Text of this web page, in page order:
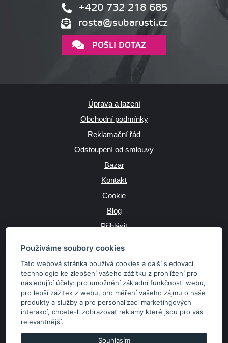
Používáme soubory cookies
Tato webová stránka používá cookies a další sledovací
technologie ke zlepšení vašeho zážitku z prohlížení pro
následující účely: pro umožnění základní funkčnosti webu,
pro lepší zážitek z webu, pro měření vašeho zájmu o naše
produkty a služby a pro personalizaci marketingových
interakcí,chcete-li zobrazovat reklamy které jsou pro vás
relevantnější.
Souhlasím
+420 732 218 685
rosta@subarusti.cz
POŠLI DOTAZ
Úprava a lazení
Obchodní podmínky
Reklamační řád
Odstoupení od smlouvy
Bazar
Kontakt
Cookie
Blog
Přihlásit
JAZYK
Kč €